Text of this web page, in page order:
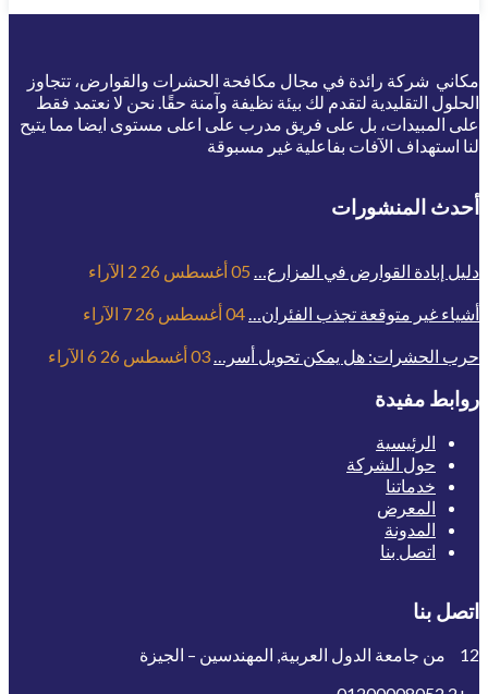
مكاني شركة رائدة في مجال مكافحة الحشرات والقوارض، تتجاوز
الحلول التقليدية لتقدم لك بيئة نظيفة وآمنة حقًا. نحن لا نعتمد فقط
على المبيدات، بل على فريق مدرب على اعلى مستوى ايضا مما يتيح
لنا استهداف الآفات بفاعلية غير مسبوقة
أحدث المنشورات
دليل إبادة القوارض في المزارع… 05 أغسطس 26 2 الآراء
أشياء غير متوقعة تجذب الفئران…04 أغسطس 26 7 الآراء
حرب الحشرات: هل يمكن تحويل أسر…03 أغسطس 26 6 الآراء
روابط مفيدة
الرئيسية
حول الشركة
خدماتنا
المعرض
المدونة
اتصل بنا
اتصل بنا
12 من جامعة الدول العربية, المهندسين – الجيزة